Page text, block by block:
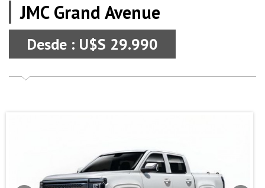
JMC Grand Avenue
Desde : U$S 29.990